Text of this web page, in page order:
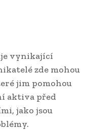
vynikající
zde mohou
jim pomohou
aktiva před
jako jsou